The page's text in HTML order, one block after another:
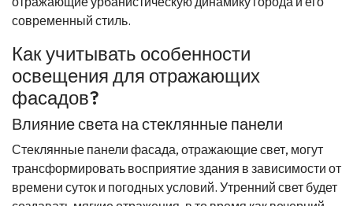
современный стиль.
Как учитывать особенности
освещения для отражающих
фасадов?
Влияние света на стеклянные панели
Стеклянные панели фасада, отражающие свет, могут
трансформировать восприятие здания в зависимости от
времени суток и погодных условий. Утренний свет будет